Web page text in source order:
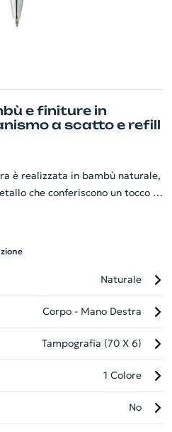
e finiture in
a scatto e refill
è realizzata in bambù naturale,
che conferiscono un tocco di
facilita il trasporto,
Il mix perfetto tra design
Naturale
Corpo - Mano Destra
Tampografia (70 X 6)
1 Colore
No